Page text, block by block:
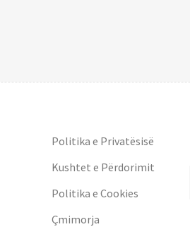
Politika e Privatësisë
Kushtet e Përdorimit
Politika e Cookies
Çmimorja